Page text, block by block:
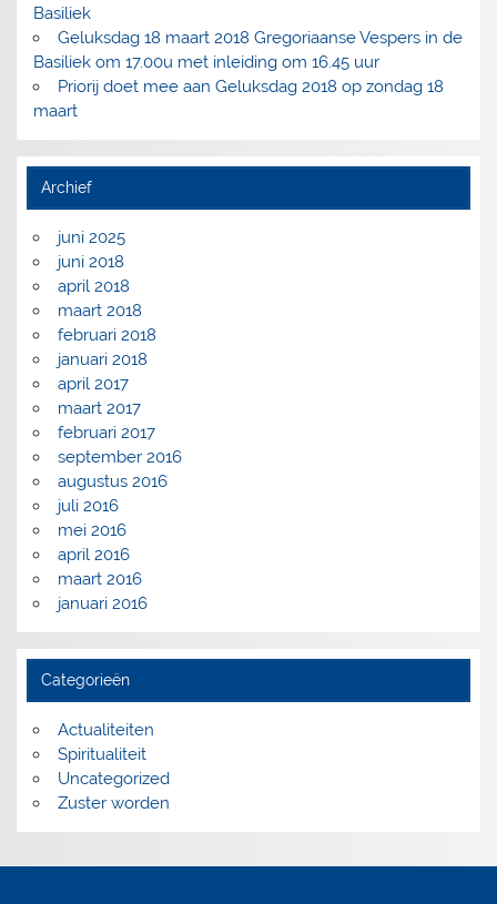
Basiliek
Geluksdag 18 maart 2018 Gregoriaanse Vespers in de
Basiliek om 17.00u met inleiding om 16.45 uur
Priorij doet mee aan Geluksdag 2018 op zondag 18
maart
Archief
juni 2025
juni 2018
april 2018
maart 2018
februari 2018
januari 2018
april 2017
maart 2017
februari 2017
september 2016
augustus 2016
juli 2016
mei 2016
april 2016
maart 2016
januari 2016
Categorieën
Actualiteiten
Spiritualiteit
Uncategorized
Zuster worden